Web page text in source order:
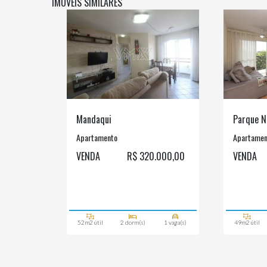
Mandaqui
Apartamento
VENDA R$ 320.000,00
52m2 útil 2 dorm(s) 1 vaga(s)
Parque
VENDA
49m2 útil